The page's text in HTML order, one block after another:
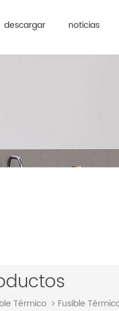
descargar noticias
Térmico Fusible